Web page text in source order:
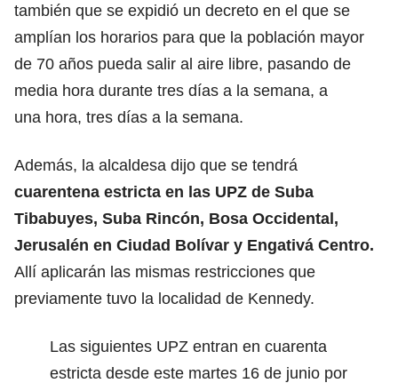
también que se expidió un decreto en el que se
amplían los horarios para que la población mayor
de 70 años pueda salir al aire libre, pasando de
media hora durante tres días a la semana, a
una hora, tres días a la semana.
Además, la alcaldesa dijo que se tendrá
cuarentena estricta en las UPZ de Suba
Tibabuyes, Suba Rincón, Bosa Occidental,
Jerusalén en Ciudad Bolívar y Engativá Centro.
Allí aplicarán las mismas restricciones que
previamente tuvo la localidad de Kennedy.
Las siguientes UPZ entran en cuarenta
estricta desde este martes 16 de junio por